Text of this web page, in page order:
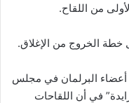
من اللقاح.
خطة الخروج من الإغلاق.
أعضاء البرلمان في مجلس
في أن اللقاحات